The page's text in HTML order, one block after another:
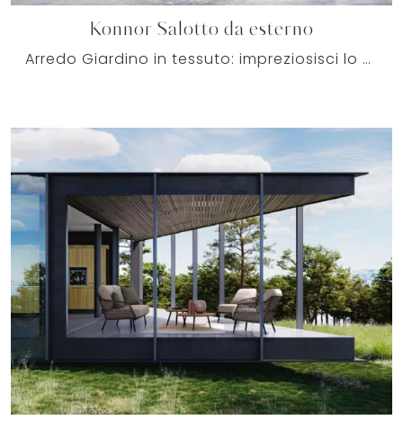
Konnor Salotto da esterno
Arredo Giardino in tessuto: impreziosisci lo spazio esterno con svariate offerte di tavolini da giardino del brand Bizzotto.